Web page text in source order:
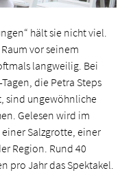
hält sie nicht viel.
vor seinem
langweilig. Bei
die Petra Steps
sind ungewöhnliche
Gelesen wird im
Salzgrotte, einer
Region. Rund 40
pro Jahr das Spektakel.